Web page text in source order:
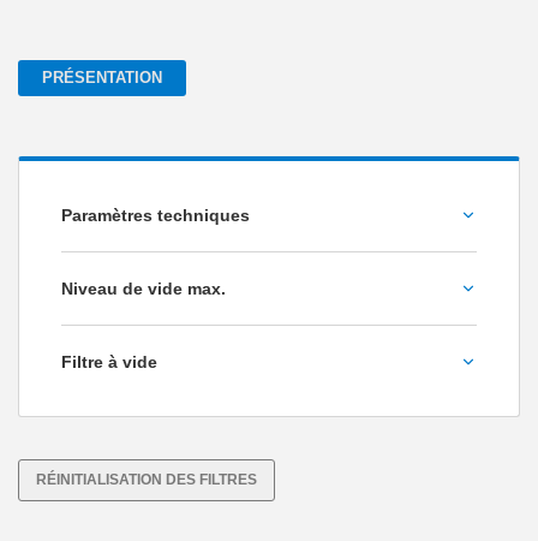
PRÉSENTATION
Paramètres techniques
Débit volumétrique [l/min]
Niveau de vide max.
-90
-92
Filtre à vide
RÉINITIALISATION DES FILTRES